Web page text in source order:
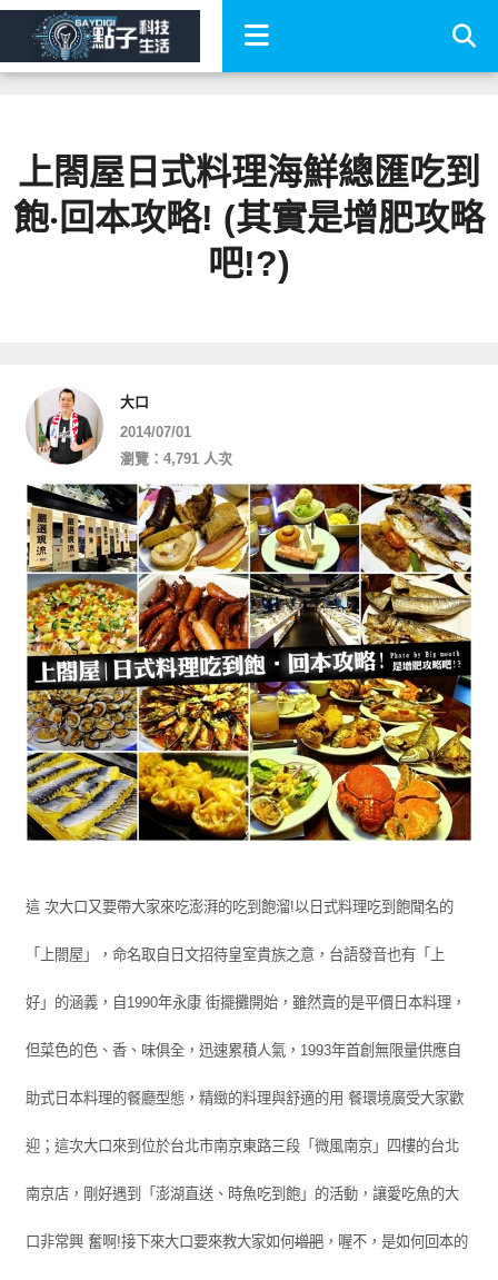
上閤屋日式料理海鮮總匯吃到
飽‧回本攻略! (其實是增肥攻略
吧!?)
大口
2014/07/01
瀏覽：4,791 人次
這 次大口又要帶大家來吃澎湃的吃到飽溜!以日式料理吃到飽聞名的
「上閤屋」，命名取自日文招待皇室貴族之意，台語發音也有「上
好」的涵義，自1990年永康 街擺攤開始，雖然賣的是平價日本料理，
但菜色的色、香、味俱全，迅速累積人氣，1993年首創無限量供應自
助式日本料理的餐廳型態，精緻的料理與舒適的用 餐環境廣受大家歡
迎；這次大口來到位於台北市南京東路三段「微風南京」四樓的台北
南京店，剛好遇到「澎湖直送、時魚吃到飽」的活動，讓愛吃魚的大
口非常興 奮啊!接下來大口要來教大家如何增肥，喔不，是如何回本的